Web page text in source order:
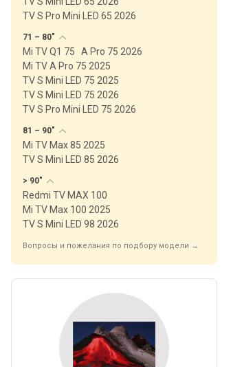
TV S Pro Mini LED 65 2026
71 – 80"
Mi TV Q1 75
A Pro 75 2026
Mi TV A Pro 75 2025
TV S Mini LED 75 2025
TV S Mini LED 75 2026
TV S Pro Mini LED 75 2026
81 – 90"
Mi TV Max 85 2025
TV S Mini LED 85 2026
> 90"
Redmi TV MAX 100
Mi TV Max 100 2025
TV S Mini LED 98 2026
Вопросы и пожелания по подбору модели →